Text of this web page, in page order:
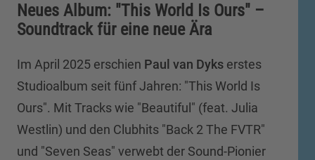
Neues Album: "This World Is Ours" –
Soundtrack für eine neue Ära
Im April 2025 erschien Paul van Dyks erstes
Studioalbum seit fünf Jahren: "This World Is
Ours". Mit Tracks wie "Beautiful" (feat. Julia
Westlin) und den Clubhits "Back 2 The FVTR"
und "Seven Seas" verwebt der Sound-Pionier